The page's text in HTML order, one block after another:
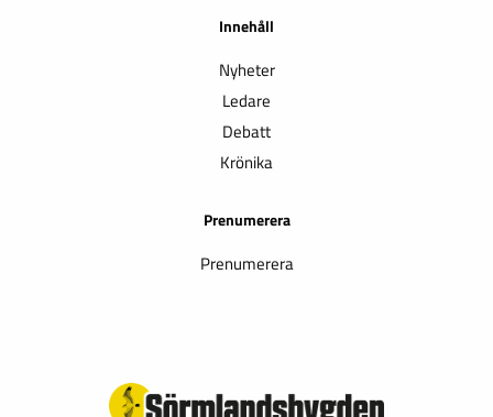
Innehåll
Nyheter
Ledare
Debatt
Krönika
Prenumerera
Prenumerera